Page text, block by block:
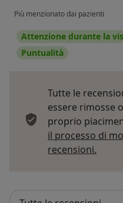
Più menzionato dai pazienti
Attenzione durante la
Puntualità
Tutte le
essere rimosse
proprio
il processo di
recensioni.